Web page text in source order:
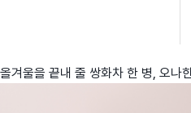
올겨울을 끝내 줄 쌍화차 한 병, 오나